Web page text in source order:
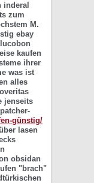
inderal
zum
M.
ebay
kaufen
ihrer
was ist
alles
jenseits
günstig/
lasen
obsidan
"brach"